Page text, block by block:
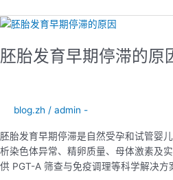
胚胎发育早期停滞的原
blog.zh / admin -
胚胎发育早期停滞是自然受孕和试管婴
析染色体异常、精卵质量、母体激素及
供 PGT-A 筛查与免疫调理等科学解决方
胚
发
的
原
因